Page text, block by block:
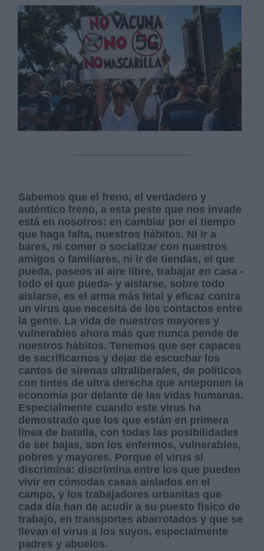
Sabemos que el freno, el verdadero y
auténtico freno, a esta peste que nos invade
está en nosotros: en cambiar por el tiempo
que haga falta, nuestros hábitos. Ni ir a
bares, ni comer o socializar con nuestros
amigos o familiares, ni ir de tiendas, el que
pueda, paseos al aire libre, trabajar en casa -
todo el que pueda- y aislarse, sobre todo
aislarse, es el arma más letal y eficaz contra
un virus que necesita de los contactos entre
la gente. La vida de nuestros mayores y
vulnerables ahora más que nunca pende de
nuestros hábitos. Tenemos que ser capaces
de sacrificarnos y dejar de escuchar los
cantos de sirenas ultraliberales, de políticos
con tintes de ultra derecha que anteponen la
economía por delante de las vidas humanas.
Especialmente cuando este virus ha
demostrado que los que están en primera
línea de batalla, con todas las posibilidades
de ser bajas, son los enfermos, vulnerables,
pobres y mayores. Porque el virus si
discrimina: discrimina entre los que pueden
vivir en cómodas casas aislados en el
campo, y los trabajadores urbanitas que
cada día han de acudir a su puesto físico de
trabajo, en transportes abarrotados y que se
llevan el virus a los suyos, especialmente
padres y abuelos.